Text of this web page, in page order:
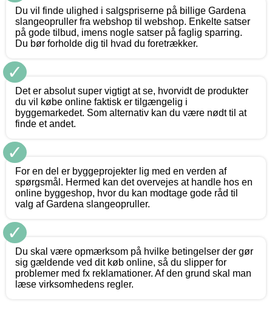
Du vil finde ulighed i salgspriserne på billige Gardena
slangeopruller fra webshop til webshop. Enkelte satser
på gode tilbud, imens nogle satser på faglig sparring.
Du bør forholde dig til hvad du foretrækker.
✓
Det er absolut super vigtigt at se, hvorvidt de produkter
du vil købe online faktisk er tilgængelig i
byggemarkedet. Som alternativ kan du være nødt til at
finde et andet.
✓
For en del er byggeprojekter lig med en verden af
spørgsmål. Hermed kan det overvejes at handle hos en
online byggeshop, hvor du kan modtage gode råd til
valg af Gardena slangeopruller.
✓
Du skal være opmærksom på hvilke betingelser der gør
sig gældende ved dit køb online, så du slipper for
problemer med fx reklamationer. Af den grund skal man
læse virksomhedens regler.